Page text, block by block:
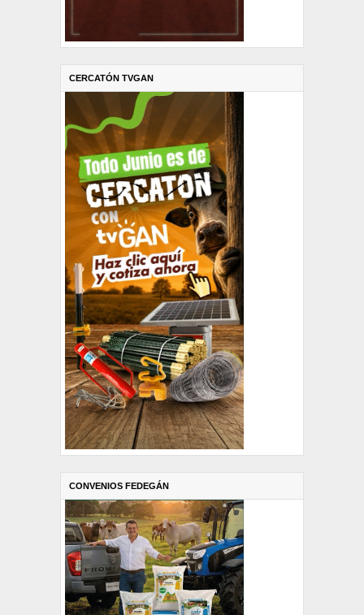
CERCATÓN TVGAN
CONVENIOS FEDEGÁN